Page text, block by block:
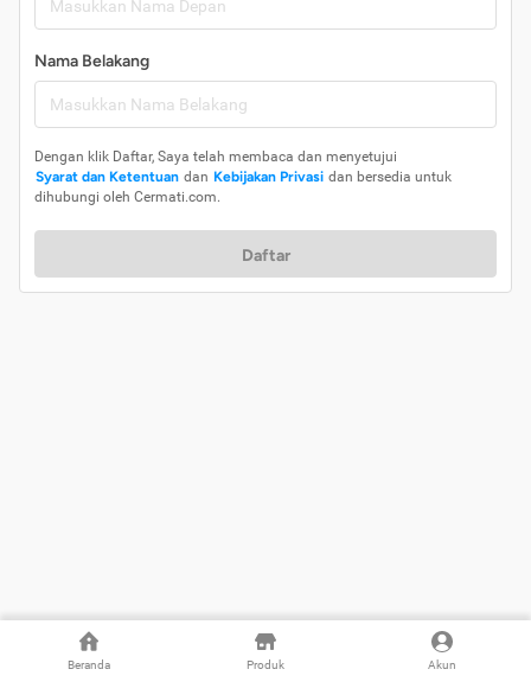
Beranda Produk Akun
Nama Belakang
Dengan klik Daftar, Saya telah membaca dan menyetujui
Syarat dan Ketentuan dan Kebijakan Privasi dan bersedia untuk
dihubungi oleh Cermati.com.
Daftar